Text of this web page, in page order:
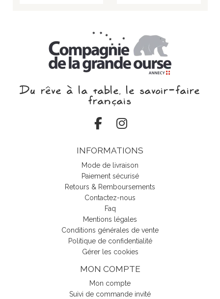
Du rêve à la table, le savoir‑faire
français
INFORMATIONS
Mode de livraison
Paiement sécurisé
Retours & Remboursements
Contactez-nous
Faq
Mentions légales
Conditions générales de vente
Politique de confidentialité
Gérer les cookies
MON COMPTE
Mon compte
Suivi de commande invité